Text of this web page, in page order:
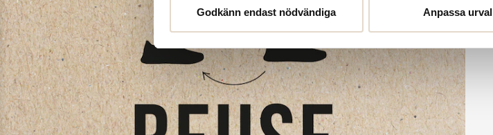
Godkänn endast nödvändiga Anpassa urval